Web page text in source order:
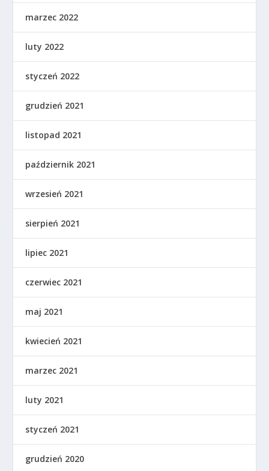
marzec 2022
luty 2022
styczeń 2022
grudzień 2021
listopad 2021
październik 2021
wrzesień 2021
sierpień 2021
lipiec 2021
czerwiec 2021
maj 2021
kwiecień 2021
marzec 2021
luty 2021
styczeń 2021
grudzień 2020